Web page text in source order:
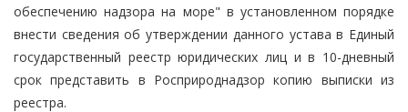
обеспечению надзора на море" в установленном порядке
внести сведения об утверждении данного устава в Единый
государственный реестр юридических лиц и в 10-дневный
срок представить в Росприроднадзор копию выписки из
реестра.